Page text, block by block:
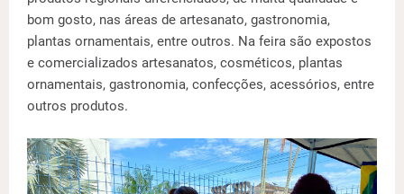
bom gosto, nas áreas de artesanato, gastronomia,
plantas ornamentais, entre outros. Na feira são expostos
e comercializados artesanatos, cosméticos, plantas
ornamentais, gastronomia, confecções, acessórios, entre
outros produtos.